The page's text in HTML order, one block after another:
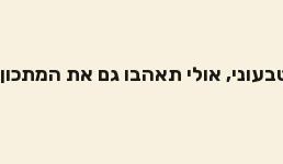
אולי תאהבו גם את המתכון